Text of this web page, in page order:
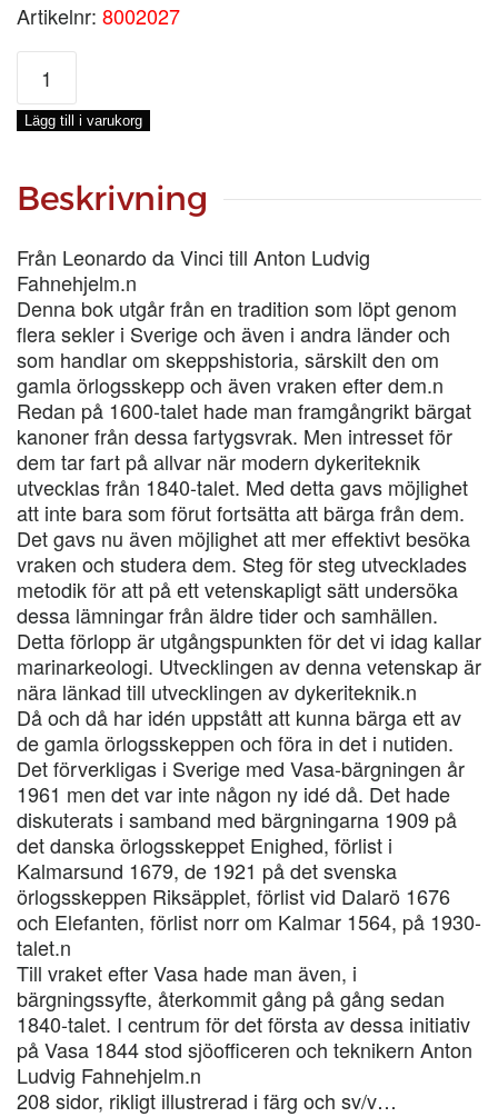
Artikelnr: 8002027
DYKERIETS
HISTORIA
mängd
Lägg till i varukorg
Beskrivning
Från Leonardo da Vinci till Anton Ludvig
Fahnehjelm.n
Denna bok utgår från en tradition som löpt genom
flera sekler i Sverige och även i andra länder och
som handlar om skeppshistoria, särskilt den om
gamla örlogsskepp och även vraken efter dem.n
Redan på 1600-talet hade man framgångrikt bärgat
kanoner från dessa fartygsvrak. Men intresset för
dem tar fart på allvar när modern dykeriteknik
utvecklas från 1840-talet. Med detta gavs möjlighet
att inte bara som förut fortsätta att bärga från dem.
Det gavs nu även möjlighet att mer effektivt besöka
vraken och studera dem. Steg för steg utvecklades
metodik för att på ett vetenskapligt sätt undersöka
dessa lämningar från äldre tider och samhällen.
Detta förlopp är utgångspunkten för det vi idag kallar
marinarkeologi. Utvecklingen av denna vetenskap är
nära länkad till utvecklingen av dykeriteknik.n
Då och då har idén uppstått att kunna bärga ett av
de gamla örlogsskeppen och föra in det i nutiden.
Det förverkligas i Sverige med Vasa-bärgningen år
1961 men det var inte någon ny idé då. Det hade
diskuterats i samband med bärgningarna 1909 på
det danska örlogsskeppet Enighed, förlist i
Kalmarsund 1679, de 1921 på det svenska
örlogsskeppen Riksäpplet, förlist vid Dalarö 1676
och Elefanten, förlist norr om Kalmar 1564, på 1930-
talet.n
Till vraket efter Vasa hade man även, i
bärgningssyfte, återkommit gång på gång sedan
1840-talet. I centrum för det första av dessa initiativ
på Vasa 1844 stod sjöofficeren och teknikern Anton
Ludvig Fahnehjelm.n
208 sidor, rikligt illustrerad i färg och sv/v…